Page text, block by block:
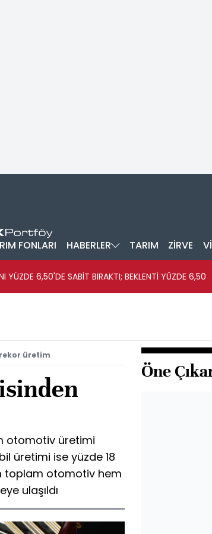
FONLARI HABERLER TARIM ZİRVE
YÜZDE 6,50'DE SABİT BIRAKTI; BEKLENTİ YÜZDE 6,50
üretim
otomotiv üretimi
üretimi ise yüzde 18
toplam otomotiv hem
ulaşıldı
Öne